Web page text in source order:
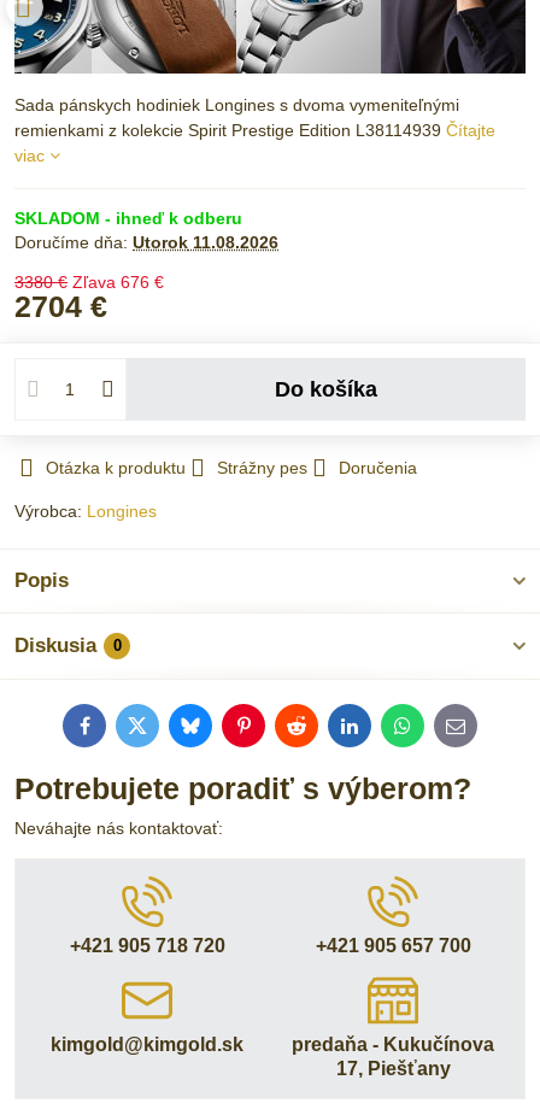
Sada pánskych hodiniek Longines s dvoma vymeniteľnými
remienkami z kolekcie Spirit Prestige Edition L38114939 Čítajte
viac
SKLADOM - ihneď k odberu
Doručíme dňa: Utorok 11.08.2026
3380 € Zľava 676 €
2704 €
Do košíka
Otázka k produktu Strážny pes Doručenia
Výrobca: Longines
Popis
Diskusia 0
FacebookTwitterBlueskyPinterestRedditLinkedInWhatsApp
E-
mail
Potrebujete poradiť s výberom?
Neváhajte nás kontaktovať:
+421 905 718 720 +421 905 657 700
kimgold​@kimgold​.sk
predaňa - Kukučínova
17, Piešťany